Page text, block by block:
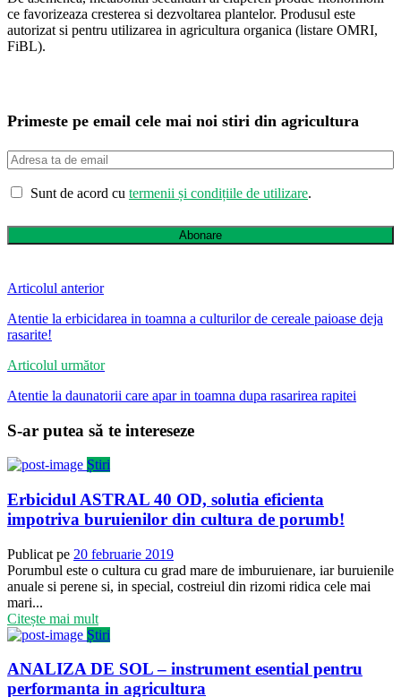
ce favorizeaza cresterea si dezvoltarea plantelor. Produsul este
autorizat si pentru utilizarea in agricultura organica (listare OMRI,
FiBL).
Primeste pe email cele mai noi stiri din agricultura
Sunt de acord cu termenii și condițiile de utilizare.
Abonare
Articolul anterior
Atentie la erbicidarea in toamna a culturilor de cereale paioase deja
rasarite!
Articolul următor
Atentie la daunatorii care apar in toamna dupa rasarirea rapitei
S-ar putea să te intereseze
Știri
Erbicidul ASTRAL 40 OD, solutia eficienta
impotriva buruienilor din cultura de porumb!
Publicat pe 20 februarie 2019
Porumbul este o cultura cu grad mare de imburuienare, iar buruienile
anuale si perene si, in special, costreiul din rizomi ridica cele mai
mari...
Citește mai mult
Știri
ANALIZA DE SOL – instrument esential pentru
performanta in agricultura